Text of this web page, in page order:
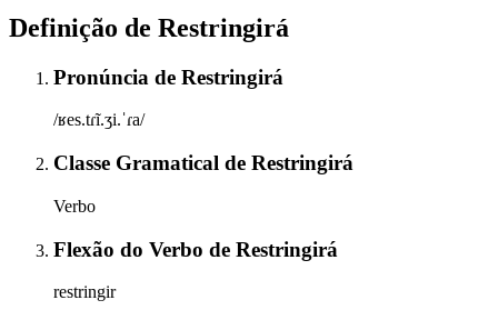
Definição de Restringirá
Pronúncia de Restringirá
/ʁes.tɾĩ.ʒi.ˈɾa/
Classe Gramatical de Restringirá
Verbo
Flexão do Verbo de Restringirá
restringir